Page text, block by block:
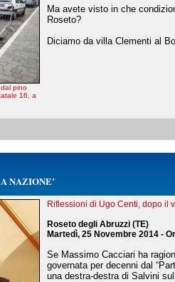
pino
16, a
Ma avete visto in che
Roseto?
Diciamo da villa Clementi al
NAZIONE’
Riflessioni di Ugo Centi, dopo il
Roseto degli Abruzzi (TE)
Martedì, 25 Novembre 2014 -
Se Massimo Cacciari ha
governata per decenni dal
una destra-destra di Salvini